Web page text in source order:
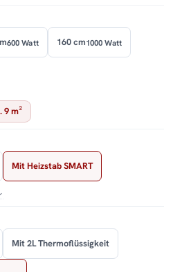
600 Watt 160 cm1000 Watt
9 m²
Mit Heizstab SMART
Mit 2L Thermoflüssigkeit